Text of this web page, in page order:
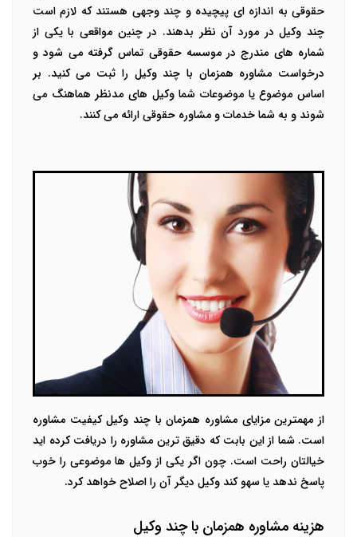
حقوقی به اندازه ای پیچیده و چند وجهی هستند که لازم است
چند وکیل در مورد آن نظر بدهند. در چنین مواقعی با یکی از
شماره های مندرج در موسسه حقوقی تماس گرفته می شود و
درخواست مشاوره همزمان با چند وکیل را ثبت می کنید. بر
اساس موضوع یا موضوعات شما وکیل های مدنظر هماهنگ می
شوند و به شما خدمات و مشاوره حقوقی ارائه می کنند.
از مهمترین مزایای مشاوره همزمان با چند وکیل کیفیت مشاوره
است. شما از این بابت که دقیق ترین مشاوره را دریافت کرده اید
خیالتان راحت است. چون اگر یکی از وکیل ها موضوعی را خوب
پاسخ ندهد یا سهو کند وکیل دیگر آن را اصلاح خواهد کرد.
هزینه مشاوره همزمان با چند وکیل